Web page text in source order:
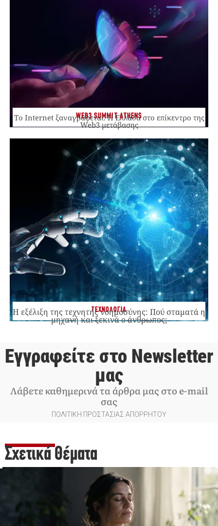
WEB3 SUMMIT ATHENS
Το Internet ξαναγράφεται. Η Ελλάδα στο επίκεντρο της
Web3 μετάβασης
ΤΕΧΝΟΛΟΓΙΑ
Η εξέλιξη της τεχνητής νοημοσύνης: Πού σταματά η
μηχανή και ξεκινά ο άνθρωπος;
Εγγραφείτε στο Newsletter
μας
Λάβετε καθημερινά τα άρθρα μας στο e-mail
σας
ΠΟΛΙΤΙΚΗ ΠΡΟΣΤΑΣΙΑΣ ΑΠΟΡΡΗΤΟΥ
Σχετικά Θέματα